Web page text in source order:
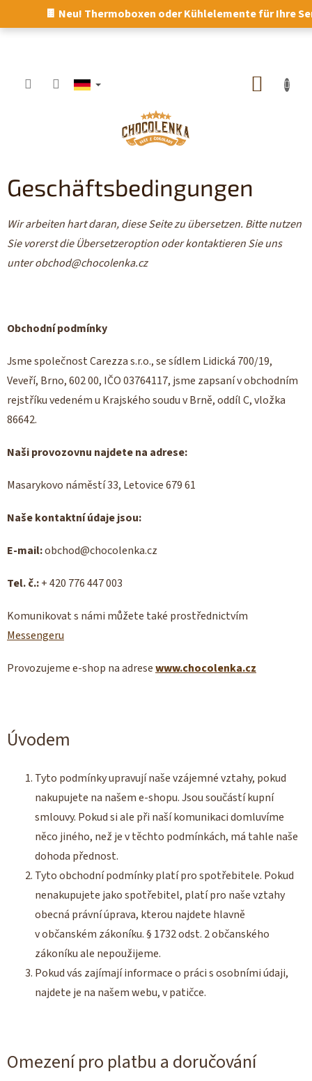
springen
🍫 Neu! Thermoboxen oder Kühlelemente für Ihre
Geschäftsbedingungen
Wir arbeiten hart daran, diese Seite zu übersetzen. Bitte nutzen
Sie vorerst die Übersetzeroption oder kontaktieren Sie uns
unter obchod@chocolenka.cz
Obchodní podmínky
Jsme společnost Carezza s.r.o., se sídlem Lidická 700/19,
Veveří, Brno, 602 00, IČO 03764117, jsme zapsaní v obchodním
rejstříku vedeném u Krajského soudu v Brně, oddíl C, vložka
86642.
Naši provozovnu najdete na adrese:
Masarykovo náměstí 33, Letovice 679 61
Naše kontaktní údaje jsou:
E-mail:obchod@chocolenka.cz
Tel. č.:+ 420 776 447 003
Komunikovat s námi můžete také prostřednictvím
Messengeru
Provozujeme e-shop na adresewww.chocolenka.cz
Úvodem
Tyto podmínky upravují naše vzájemné vztahy, pokud
nakupujete na našem e-shopu. Jsou součástí kupní
smlouvy. Pokud si ale při naší komunikaci domluvíme
něco jiného, než je v těchto podmínkách, má tahle naše
dohoda přednost.
Tyto obchodní podmínky platí pro spotřebitele. Pokud
nenakupujete jako spotřebitel, platí pro naše vztahy
obecná právní úprava, kterou najdete hlavně
v občanském zákoníku. § 1732 odst. 2 občanského
zákoníku ale nepoužijeme.
Pokud vás zajímají informace o práci s osobními údaji,
najdete je na našem webu, v patičce.
Omezení pro platbu a doručování